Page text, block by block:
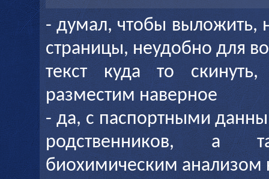
- думал, чтобы выложить,
страницы, неудобно для
текст куда то
разместим наверное
- да, с паспортными
родственников,
биохимическим анализом